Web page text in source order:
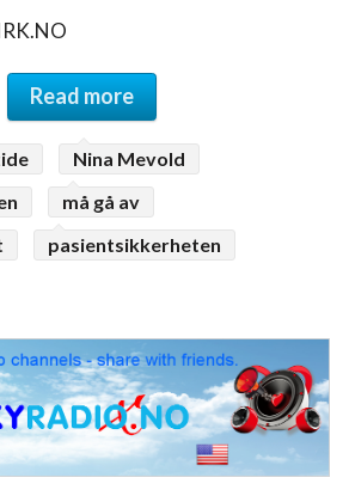
Read more
Nina Mevold
må gå av
pasientsikkerheten